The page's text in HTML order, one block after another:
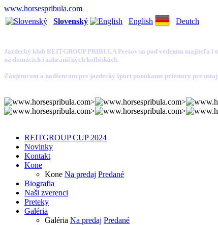
www.horsespribula.com
Slovenský
English Deutch
Jazdecký klub REITGROUP PRIBULA Prešov sa pod vedením majiteľa i
na domácich i zahraničných kolbiskách.
Záujemcom a nadšencom pre jazdecký šport ponúkame priestory pre
REITGROUP CUP 2024
Novinky
Kontakt
Kone
Kone Na predaj Predané
Biografia
Naši zverenci
Preteky
Galéria
Galéria Na predaj Predané